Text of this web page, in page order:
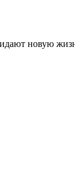
новую